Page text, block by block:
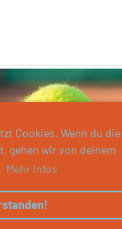
Cookies. Wenn du die
gehen wir von deinem
Mehr Infos
Wördern /